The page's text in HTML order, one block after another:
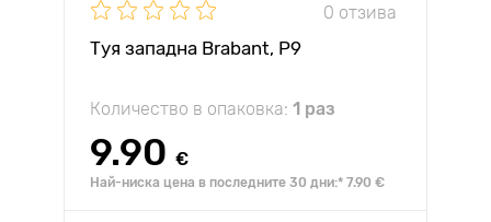
0 отзива
Туя западна Brabant, Р9
Количество в опаковка: 1 раз
9.90 €
Най-ниска цена в последните 30 дни:* 7.90 €